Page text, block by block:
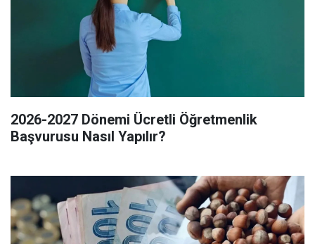
2026-2027 Dönemi Ücretli Öğretmenlik
Başvurusu Nasıl Yapılır?